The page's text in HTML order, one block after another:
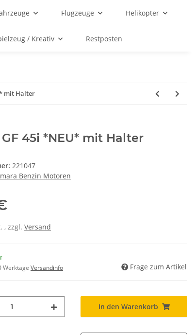
Flugzeuge Helikopter
/ Kreativ Restposten
mit Halter
GF 45i *NEU* mit Halter
221047
Benzin Motoren
, zzgl. Versand
Werktage Versandinfo Frage zum Artikel
In den Warenkorb